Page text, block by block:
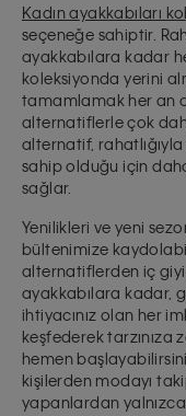
Kadın ayakkabıları
seçeneğe sahiptir.
ayakkabılara kadar
koleksiyonda yerini
tamamlamak her an
alternatiflerle çok
alternatif,
sahip olduğu için
sağlar.
Yenilikleri ve yeni
bültenimize
alternatiflerden iç
ayakkabılara kadar,
ihtiyacınız olan her
keşfederek tarzınıza
hemen
kişilerden modayı
yapanlardan